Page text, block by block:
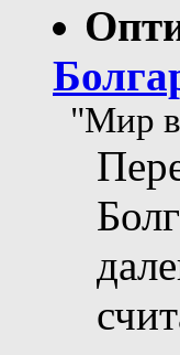
"Мир